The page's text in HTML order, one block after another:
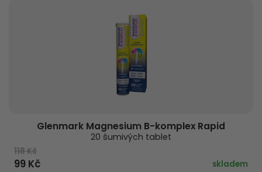
Glenmark Magnesium B-komplex Rapid
20 šumivých tablet
118 Kč
99 Kč skladem